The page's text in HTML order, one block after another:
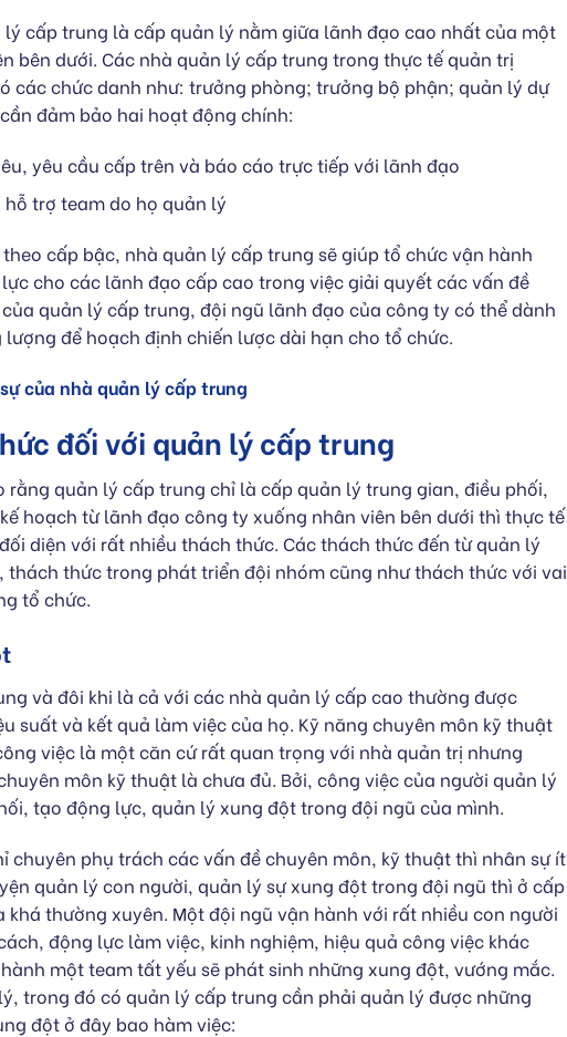
cấp trung là cấp quản lý nằm giữa lãnh đạo cao nhất của một
bên dưới. Các nhà quản lý cấp trung trong thực tế quản trị
các chức danh như: trưởng phòng; trưởng bộ phận; quản lý dự
đảm bảo hai hoạt động chính:
yêu cầu cấp trên và báo cáo trực tiếp với lãnh đạo
trợ team do họ quản lý
cấp bậc, nhà quản lý cấp trung sẽ giúp tổ chức vận hành
cho các lãnh đạo cấp cao trong việc giải quyết các vấn đề
quản lý cấp trung, đội ngũ lãnh đạo của công ty có thể dành
để hoạch định chiến lược dài hạn cho tổ chức.
của nhà quản lý cấp trung
đối với quản lý cấp trung
rằng quản lý cấp trung chỉ là cấp quản lý trung gian, điều phối,
hoạch từ lãnh đạo công ty xuống nhân viên bên dưới thì thực tế
diện với rất nhiều thách thức. Các thách thức đến từ quản lý
thách thức trong phát triển đội nhóm cũng như thách thức với vai
tổ chức.
và đôi khi là cả với các nhà quản lý cấp cao thường được
suất và kết quả làm việc của họ. Kỹ năng chuyên môn kỹ thuật
việc là một căn cứ rất quan trọng với nhà quản trị nhưng
môn kỹ thuật là chưa đủ. Bởi, công việc của người quản lý
tạo động lực, quản lý xung đột trong đội ngũ của mình.
chuyên phụ trách các vấn đề chuyên môn, kỹ thuật thì nhân sự ít
quản lý con người, quản lý sự xung đột trong đội ngũ thì ở cấp
khá thường xuyên. Một đội ngũ vận hành với rất nhiều con người
động lực làm việc, kinh nghiệm, hiệu quả công việc khác
một team tất yếu sẽ phát sinh những xung đột, vướng mắc.
trong đó có quản lý cấp trung cần phải quản lý được những
đột ở đây bao hàm việc: